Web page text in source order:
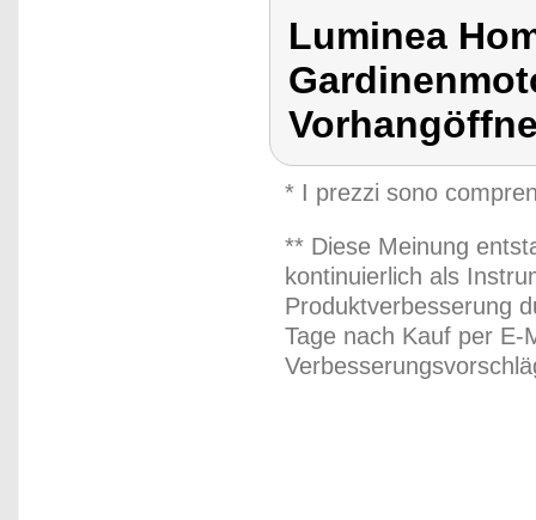
Luminea
* I prezzi sono
** Diese Meinung
kontinuierlich als
Produktverbesserung
Tage nach Kauf per E-